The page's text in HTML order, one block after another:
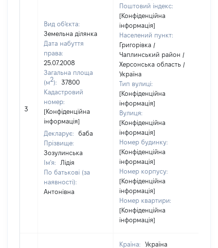
3
Вид об'єкта:
Земельна ділянка
Дата набуття
права:
25.07.2008
Загальна площа
(м2):
37800
Кадастровий
номер:
[Конфіденційна
інформація]
Декларує:
баба
Прізвище:
Зозулинська
Ім'я:
Лідія
По батькові (за
наявності):
Антонівна
Поштовий індекс:
[Конфіденційна
інформація]
Населений пункт:
Григорівка /
Чаплинський район /
Херсонська область /
Україна
Тип вулиці:
[Конфіденційна
інформація]
Вулиця:
[Конфіденційна
інформація]
Номер будинку:
[Конфіденційна
інформація]
Номер корпусу:
[Конфіденційна
інформація]
Номер квартири:
[Конфіденційна
інформація]
Країна:
Україна